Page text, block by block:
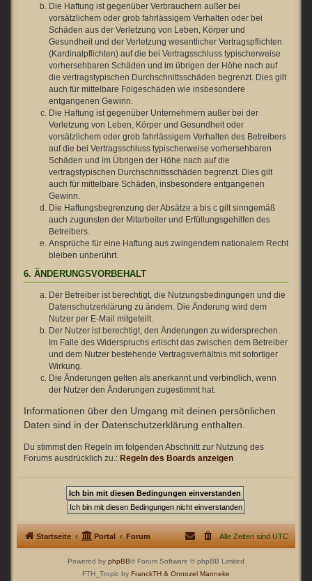
Die Haftung ist gegenüber Verbrauchern außer bei
vorsätzlichem oder grob fahrlässigem Verhalten oder bei
Schäden aus der Verletzung von Leben, Körper und
Gesundheit und der Verletzung wesentlicher Vertragspflichten
(Kardinalpflichten) auf die bei Vertragsschluss typischerweise
vorhersehbaren Schäden und im übrigen der Höhe nach auf
die vertragstypischen Durchschnittsschäden begrenzt. Dies gilt
auch für mittelbare Folgeschäden wie insbesondere
entgangenen Gewinn.
Die Haftung ist gegenüber Unternehmern außer bei der
Verletzung von Leben, Körper und Gesundheit oder
vorsätzlichem oder grob fahrlässigem Verhalten des Betreibers
auf die bei Vertragsschluss typischerweise vorhersehbaren
Schäden und im Übrigen der Höhe nach auf die
vertragstypischen Durchschnittsschäden begrenzt. Dies gilt
auch für mittelbare Schäden, insbesondere entgangenen
Gewinn.
Die Haftungsbegrenzung der Absätze a bis c gilt sinngemäß
auch zugunsten der Mitarbeiter und Erfüllungsgehilfen des
Betreibers.
Ansprüche für eine Haftung aus zwingendem nationalem Recht
bleiben unberührt.
6. ÄNDERUNGSVORBEHALT
Der Betreiber ist berechtigt, die Nutzungsbedingungen und die
Datenschutzerklärung zu ändern. Die Änderung wird dem
Nutzer per E-Mail mitgeteilt.
Der Nutzer ist berechtigt, den Änderungen zu widersprechen.
Im Falle des Widerspruchs erlischt das zwischen dem Betreiber
und dem Nutzer bestehende Vertragsverhältnis mit sofortiger
Wirkung.
Die Änderungen gelten als anerkannt und verbindlich, wenn
der Nutzer den Änderungen zugestimmt hat.
Informationen über den Umgang mit deinen persönlichen
Daten sind in der Datenschutzerklärung enthalten.
Du stimmst den Regeln im folgenden Abschnitt zur Nutzung des
Forums ausdrücklich zu.: Regeln des Boards anzeigen
Startseite Portal Forum Alle Zeiten sind UTC
Powered by phpBB® Forum Software © phpBB Limited
FTH_Tropic by FranckTH & Onnozel Manneke